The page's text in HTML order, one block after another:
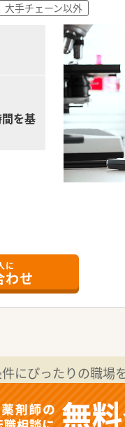
大手チェーン以外
を基
に
わせ
にぴったりの職場